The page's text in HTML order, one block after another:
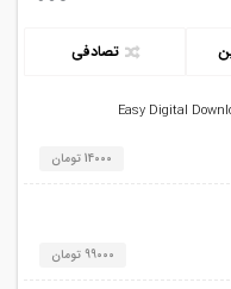
تصادفی
14000 تومان
99000 تومان